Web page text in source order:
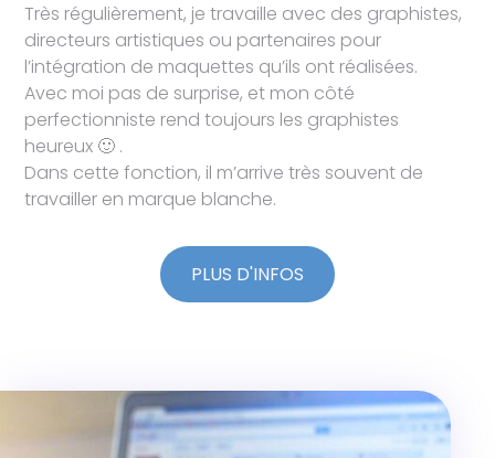
Très régulièrement, je travaille avec des graphistes,
directeurs artistiques ou partenaires pour
l’intégration de maquettes qu’ils ont réalisées.
Avec moi pas de surprise, et mon côté
perfectionniste rend toujours les graphistes
heureux 🙂 .
Dans cette fonction, il m’arrive très souvent de
travailler en marque blanche.
PLUS D'INFOS